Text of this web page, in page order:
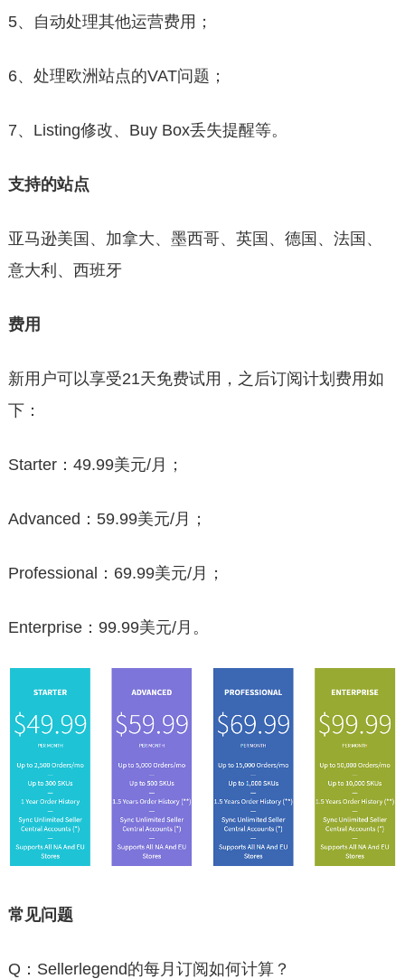
5、自动处理其他运营费用；
6、处理欧洲站点的VAT问题；
7、Listing修改、Buy Box丢失提醒等。
支持的站点
亚马逊美国、加拿大、墨西哥、英国、德国、法国、
意大利、西班牙
费用
新用户可以享受21天免费试用，之后订阅计划费用如
下：
Starter：49.99美元/月；
Advanced：59.99美元/月；
Professional：69.99美元/月；
Enterprise：99.99美元/月。
常见问题
Q：Sellerlegend的每月订阅如何计算？